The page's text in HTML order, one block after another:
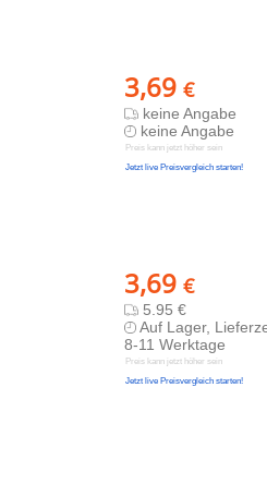
3,69 €
keine Angabe
keine Angabe
Preis kann jetzt höher sein
Jetzt live Preisvergleich starten!
3,69 €
5.95 €
Auf Lager,
8-11 Werktage
Preis kann jetzt höher sein
Jetzt live Preisvergleich starten!